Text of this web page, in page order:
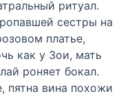
ритуал.
сестры на
платье,
как у Зои, мать
роняет бокал.
пятна вина похожи